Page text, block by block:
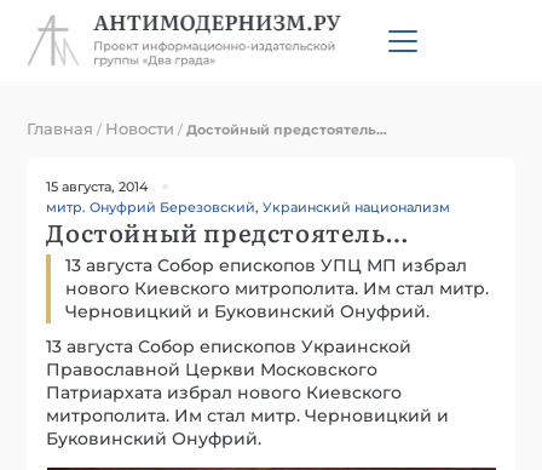
Главная / Новости /Достойный предстоятель…
15 августа, 2014
митр. Онуфрий Березовский,Украинский национализм
Достойный предстоятель…
13 августа Собор епископов УПЦ МП избрал
нового Киевского митрополита. Им стал митр.
Черновицкий и Буковинский Онуфрий.
13 августа Собор епископов Украинской
Православной Церкви Московского
Патриархата избрал нового Киевского
митрополита. Им стал митр. Черновицкий и
Буковинский Онуфрий.